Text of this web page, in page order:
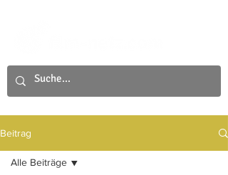
Beitrag
Alle Beiträge